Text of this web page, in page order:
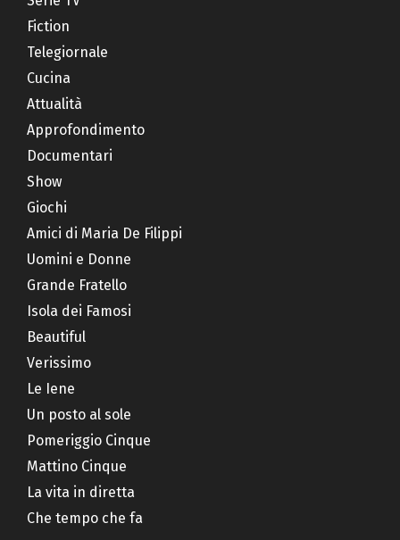
Fiction
Telegiornale
Cucina
Attualità
Approfondimento
Documentari
Show
Giochi
Amici di Maria De Filippi
Uomini e Donne
Grande Fratello
Isola dei Famosi
Beautiful
Verissimo
Le Iene
Un posto al sole
Pomeriggio Cinque
Mattino Cinque
La vita in diretta
Che tempo che fa